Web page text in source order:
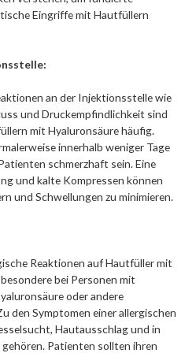
Eingriffe mit Hautfüllern
an der Injektionsstelle wie
und Druckempfindlichkeit sind
mit Hyaluronsäure häufig.
innerhalb weniger Tage
schmerzhaft sein. Eine
und kalte Kompressen können
und Schwellungen zu minimieren.
Reaktionen auf Hautfüller mit
bei Personen mit
oder andere
den Symptomen einer allergischen
Hautausschlag und in
Patienten sollten ihren